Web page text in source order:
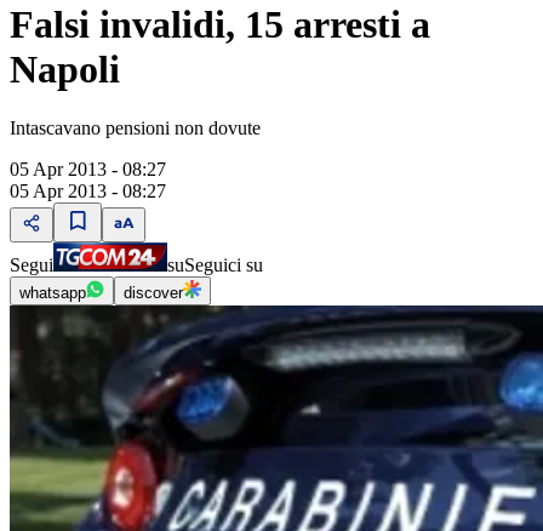
Falsi invalidi, 15 arresti a
Napoli
Intascavano pensioni non dovute
05 Apr 2013 - 08:27
05 Apr 2013 - 08:27
Segui suSeguici su
whatsapp discover